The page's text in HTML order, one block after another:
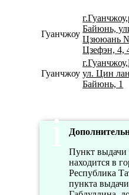
Гуанчжоу
Байюнь,
Цзююань
Цзефэн, 4,
Гуанчжоу ул. Цин
Байюнь, 1
Пункт
находится в
Республика
пункта